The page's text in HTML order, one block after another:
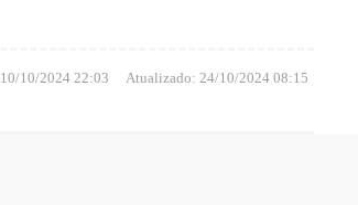
Atualizado: 24/10/2024 08:15
10/10/2024 22:03